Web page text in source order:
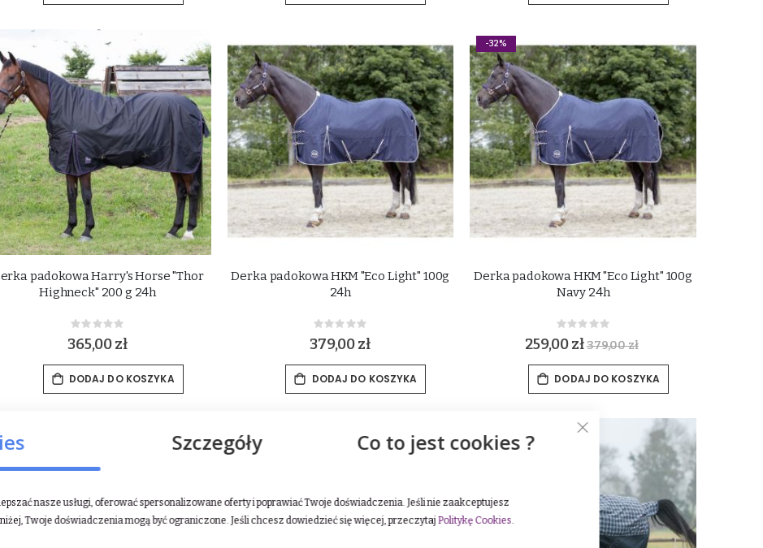
padokowa Harry's Horse "Thor
Highneck" 200 g 24h
Rating:
0%
365,00 zł
DODAJ DO KOSZYKA
Derka padokowa HKM "Eco Light" 100g
24h
Rating:
0%
379,00 zł
DODAJ DO KOSZYKA
-32%
Derka padokowa HKM "Eco Light" 100g
Navy 24h
Rating:
0%
259,00 zł379,00 zł
DODAJ DO KOSZYKA
-25%
Szczegóły Co to jest cookies ?
nasze usługi, oferować spersonalizowane oferty i poprawiać Twoje doświadczenia. Jeśli nie zaakceptujesz
Twoje doświadczenia mogą być ograniczone. Jeśli chcesz dowiedzieć się więcej, przeczytaj Politykę Cookies.